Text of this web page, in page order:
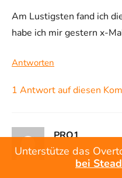
Am Lustigsten fand ich
habe ich mir gestern x-
Antworten
1 Antwort auf diesen
PRO1
10.01.2023
Unterstütze das
bei